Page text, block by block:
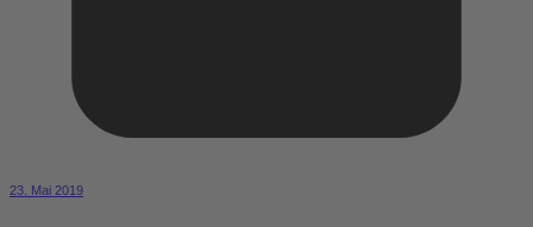
23. Mai 2019